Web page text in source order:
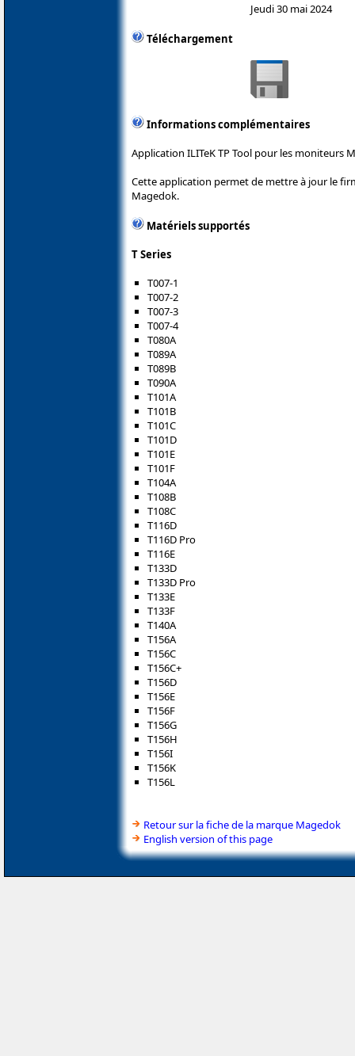
Jeudi 30 mai 2024
Téléchargement
Informations complémentaires
Application ILITeK TP Tool pour les moniteurs
Cette application permet de mettre à jour le
Magedok.
Matériels supportés
T Series
T007-1
T007-2
T007-3
T007-4
T080A
T089A
T089B
T090A
T101A
T101B
T101C
T101D
T101E
T101F
T104A
T108B
T108C
T116D
T116D Pro
T116E
T133D
T133D Pro
T133E
T133F
T140A
T156A
T156C
T156C+
T156D
T156E
T156F
T156G
T156H
T156I
T156K
T156L
Retour sur la fiche de la marque Magedok
English version of this page